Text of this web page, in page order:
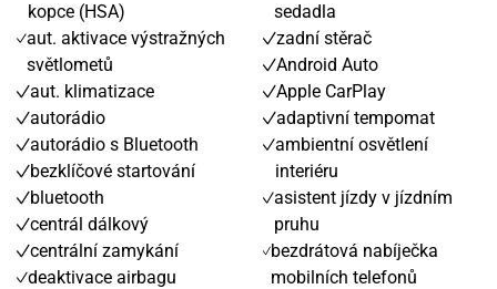
kopce (HSA)
aut. aktivace výstražných
světlometů
aut. klimatizace
autorádio
autorádio s Bluetooth
bezklíčové startování
bluetooth
centrál dálkový
centrální zamykání
deaktivace airbagu
sedadla
zadní stěrač
Android Auto
Apple CarPlay
adaptivní tempomat
ambientní osvětlení
interiéru
asistent jízdy v jízdním
pruhu
bezdrátová nabíječka
mobilních telefonů